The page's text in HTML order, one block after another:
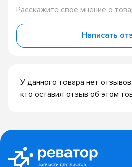
У данного товара нет
кто оставил отзыв об этом
Расскажите своё мнение о
Написать